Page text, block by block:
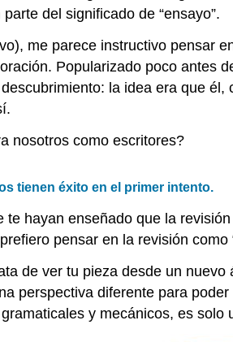
del significado de “ensayo”.
me parece instructivo pensar
Popularizado poco antes
la idea era que
nosotros como escritores?
tienen éxito en el primer intento.
te hayan enseñado que la
pensar en la revisión como
de ver tu pieza desde un
perspectiva diferente para
y mecánicos, es